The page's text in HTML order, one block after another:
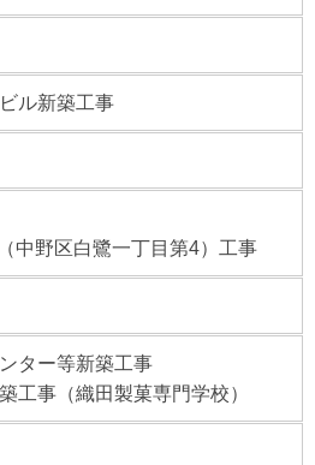
ル新築工事
中野区白鷺一丁目第4）工事
ター等新築工事
工事（織田製菓専門学校）